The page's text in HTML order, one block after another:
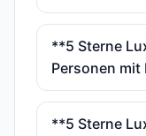
**5 Sterne
Personen mit
**5 Sterne